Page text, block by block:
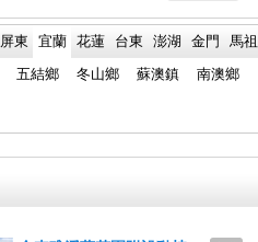
屏東 宜蘭 花蓮 台東 澎湖 金門
馬祖
五結鄉 冬山鄉 蘇澳鎮
南澳鄉